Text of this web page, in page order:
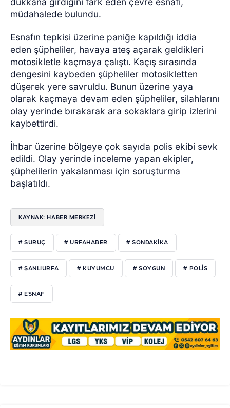
müdahalede bulundu.
Esnafın tepkisi üzerine paniğe kapıldığı iddia
eden şüpheliler, havaya ateş açarak geldikleri
motosikletle kaçmaya çalıştı. Kaçış sırasında
dengesini kaybeden şüpheliler motosikletten
düşerek yere savruldu. Bunun üzerine yaya
olarak kaçmaya devam eden şüpheliler, silahlarını
olay yerinde bırakarak ara sokaklara girip izlerini
kaybettirdi.
İhbar üzerine bölgeye çok sayıda polis ekibi sevk
edildi. Olay yerinde inceleme yapan ekipler,
şüphelilerin yakalanması için soruşturma
başlatıldı.
KAYNAK: HABER MERKEZI
# SURUÇ # URFAHABER # SONDAKİKA
# ŞANLIURFA # KUYUMCU # SOYGUN # POLİS
# ESNAF